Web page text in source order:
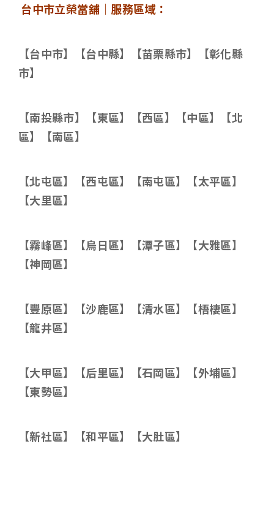
台中市立榮當舖｜服務區域：
【台中市】【台中縣】【苗栗縣市】【彰化縣
市】
【南投縣市】【東區】【西區】【中區】【北
區】【南區】
【北屯區】【西屯區】【南屯區】【太平區】
【大里區】
【霧峰區】【烏日區】【潭子區】【大雅區】
【神岡區】
【豐原區】【沙鹿區】【清水區】【梧棲區】
【龍井區】
【大甲區】【后里區】【石岡區】【外埔區】
【東勢區】
【新社區】【和平區】【大肚區】